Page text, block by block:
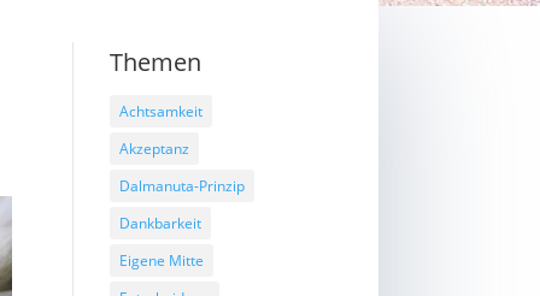
Themen
Achtsamkeit
Akzeptanz
Dalmanuta-Prinzip
Dankbarkeit
Eigene Mitte